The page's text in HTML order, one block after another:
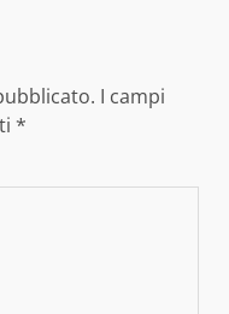
I campi
*